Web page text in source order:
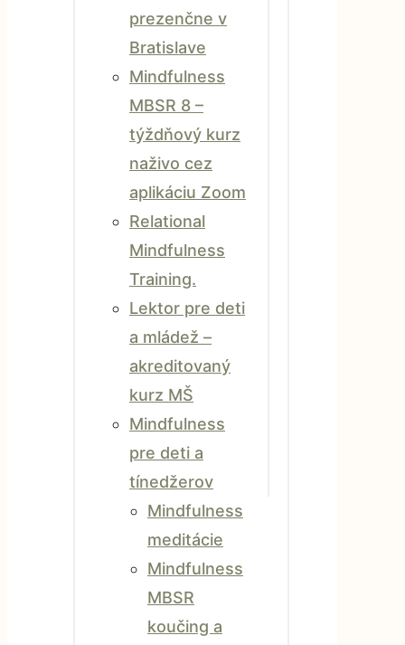
prezenčne v
Bratislave
Mindfulness
MBSR 8 –
týždňový kurz
naživo cez
aplikáciu Zoom
Relational
Mindfulness
Training.
Lektor pre deti
a mládež –
akreditovaný
kurz MŠ
Mindfulness
pre deti a
tínedžerov
Mindfulness
meditácie
Mindfulness
MBSR
koučing a